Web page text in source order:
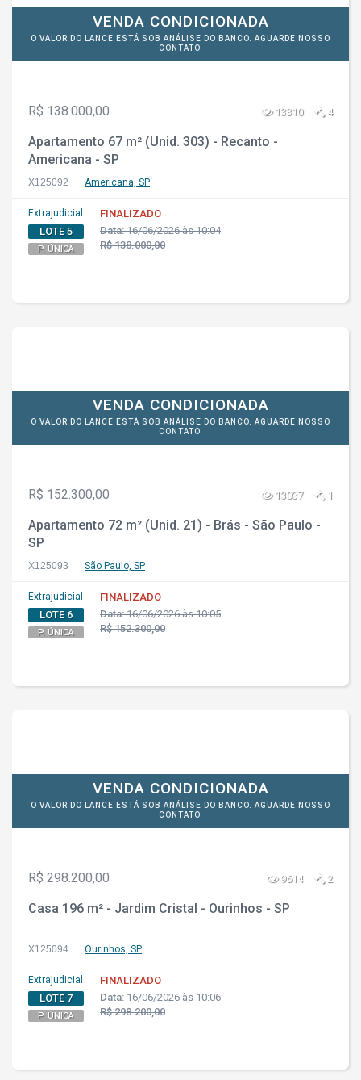
VENDA CONDICIONADA
O VALOR DO LANCE ESTÁ SOB ANÁLISE DO BANCO. AGUARDE NOSSO
CONTATO.
R$ 138.000,00 13310 4
Apartamento 67 m² (Unid. 303) - Recanto -
Americana - SP
X125092 Americana, SP
Extrajudicial
LOTE 5
P. ÚNICA
FINALIZADO
Data:16/06/2026 às 10:04
R$ 138.000,00
VENDA CONDICIONADA
O VALOR DO LANCE ESTÁ SOB ANÁLISE DO BANCO. AGUARDE NOSSO
CONTATO.
R$ 152.300,00 13037 1
Apartamento 72 m² (Unid. 21) - Brás - São Paulo -
SP
X125093 São Paulo, SP
Extrajudicial
LOTE 6
P. ÚNICA
FINALIZADO
Data:16/06/2026 às 10:05
R$ 152.300,00
VENDA CONDICIONADA
O VALOR DO LANCE ESTÁ SOB ANÁLISE DO BANCO. AGUARDE NOSSO
CONTATO.
R$ 298.200,00 9614 2
Casa 196 m² - Jardim Cristal - Ourinhos - SP
X125094 Ourinhos, SP
Extrajudicial
LOTE 7
P. ÚNICA
FINALIZADO
Data:16/06/2026 às 10:06
R$ 298.200,00